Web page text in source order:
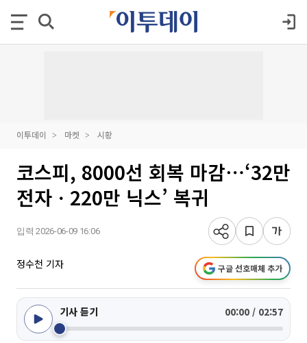
이투데이 마켓 시황
코스피, 8000선 회복 마감⋯‘32만
전자ㆍ220만 닉스’ 복귀
입력 2026-06-09 16:06
정수천 기자 구글 선호매체 추가
기사 듣기 00:00 / 02:57